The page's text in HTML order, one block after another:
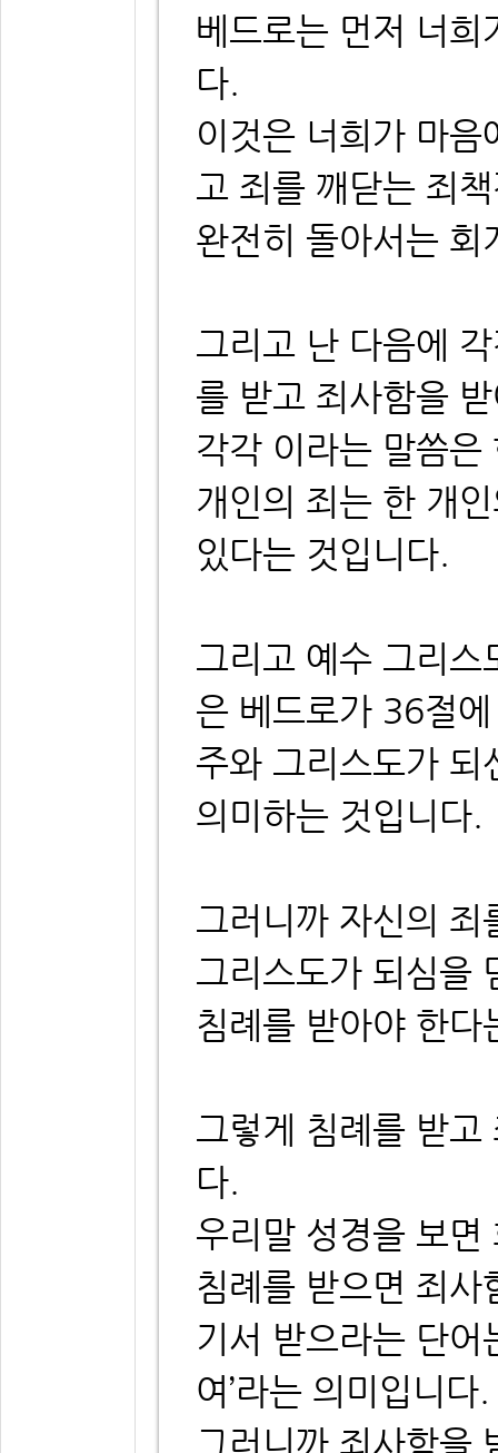
베드로는 먼저 너희
다.
이것은 너희가 마
고 죄를 깨닫는 죄
완전히 돌아서는 회
그리고 난 다음에
를 받고 죄사함을
각각 이라는 말씀
개인의 죄는 한 개
있다는 것입니다.
그리고 예수 그리스
은 베드로가 36절
주와 그리스도가 되
의미하는 것입니다.
그러니까 자신의 죄
그리스도가 되심을
침례를 받아야 한다
그렇게 침례를 받고
다.
우리말 성경을 보면
침례를 받으면 죄사
기서 받으라는 단어
여’라는 의미입니다.
그러니까 죄사함을